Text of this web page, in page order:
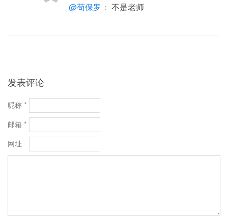
@苟保罗 ： 不是老师
发表评论
昵称 *
邮箱 *
网址